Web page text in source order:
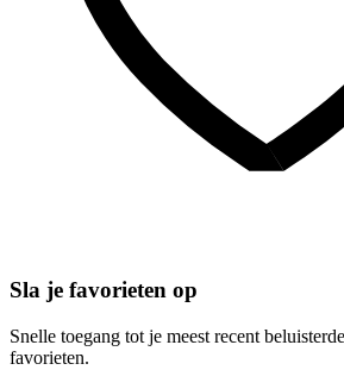
Sla je favorieten op
Snelle toegang tot je meest recent
favorieten.